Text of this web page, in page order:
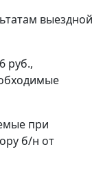
выездной
руб.,
при
б/н от